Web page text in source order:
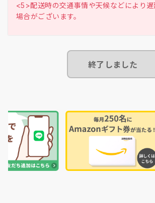
<5>配送時の交通事情や天候などにより遅
終了しました